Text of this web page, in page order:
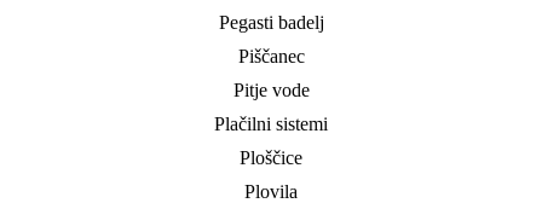
Pegasti badelj
Piščanec
Pitje vode
Plačilni sistemi
Ploščice
Plovila